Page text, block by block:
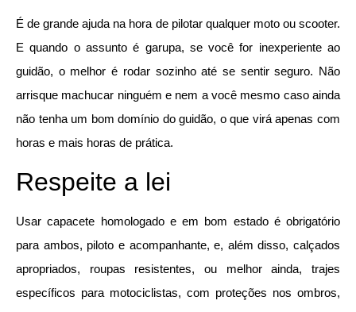
É de grande ajuda na hora de pilotar qualquer moto ou scooter.
E quando o assunto é garupa, se você for inexperiente ao
guidão, o melhor é rodar sozinho até se sentir seguro. Não
arrisque machucar ninguém e nem a você mesmo caso ainda
não tenha um bom domínio do guidão, o que virá apenas com
horas e mais horas de prática.
Respeite a lei
Usar capacete homologado e em bom estado é obrigatório
para ambos, piloto e acompanhante, e, além disso, calçados
apropriados, roupas resistentes, ou melhor ainda, trajes
específicos para motociclistas, com proteções nos ombros,